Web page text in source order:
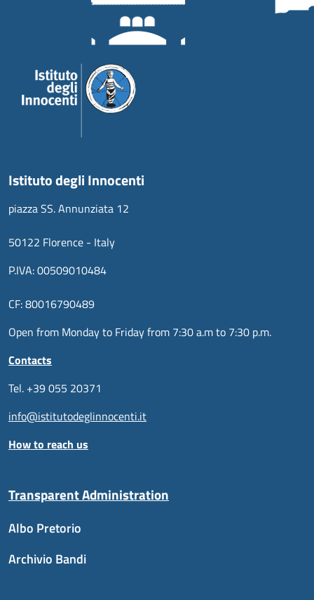
Istituto degli Innocenti
piazza SS. Annunziata 12
50122 Florence - Italy
P.IVA: 00509010484
CF: 80016790489
Open from Monday to Friday from 7:30 a.m to 7:30 p.m.
Contacts
Tel. +39 055 20371
info@istitutodeglinnocenti.it
How to reach us
Transparent Administration
Albo Pretorio
Archivio Bandi